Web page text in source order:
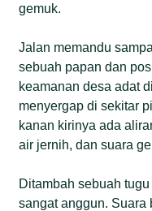
gemuk.
Jalan memandu
sebuah papan dan
keamanan desa adat
menyergap di sekitar
kanan kirinya ada
air jernih, dan suara
Ditambah sebuah
sangat anggun. Suara